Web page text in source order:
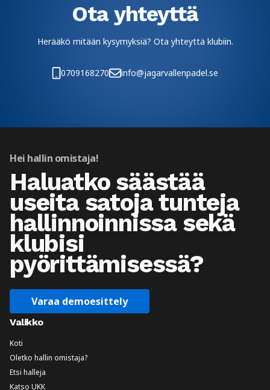
Ota yhteyttä
Herääkö mitään kysymyksiä? Ota yhteyttä klubiin.
0709168270 info@jagarvallenpadel.se
Hei hallin omistaja!
Haluatko säästää
useita satoja tunteja
hallinnoinnissa sekä
klubisi
pyörittämisessä?
Varaa demoesittely
Valikko
Koti
Oletko hallin omistaja?
Etsi halleja
Katso UKK